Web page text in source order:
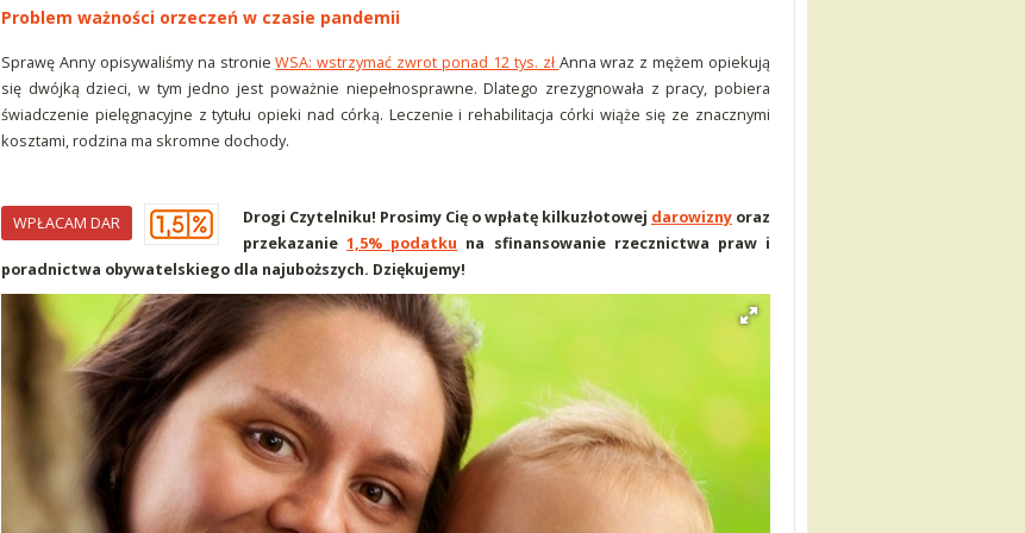
Problem ważności orzeczeń w czasie pandemii
Sprawę Anny opisywaliśmy na stronieWSA: wstrzymać zwrot ponad 12 tys. zł Anna wraz z mężem opiekują
się dwójką dzieci, w tym jedno jest poważnie niepełnosprawne. Dlatego zrezygnowała z pracy, pobiera
świadczenie pielęgnacyjne z tytułu opieki nad córką. Leczenie i rehabilitacja córki wiąże się ze znacznymi
kosztami, rodzina ma skromne dochody.
WPŁACAM DAR Drogi Czytelniku! Prosimy Cię o wpłatę kilkuzłotowej darowizny oraz
przekazanie1,5% podatku na sfinansowanie rzecznictwa praw i
poradnictwa obywatelskiego dla najuboższych. Dziękujemy!